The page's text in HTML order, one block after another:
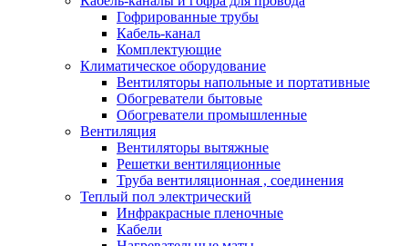
Гофрированные трубы
Кабель-канал
Комплектующие
Климатическое оборудование
Вентиляторы напольные и портативные
Обогреватели бытовые
Обогреватели промышленные
Вентиляция
Вентиляторы вытяжные
Решетки вентиляционные
Труба вентиляционная , соединения
Теплый пол электрический
Инфракрасные пленочные
Кабели